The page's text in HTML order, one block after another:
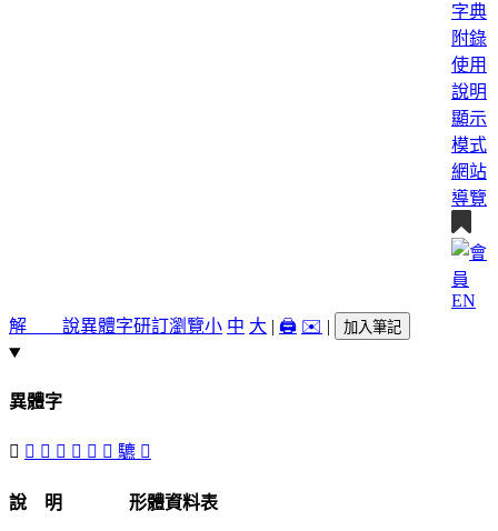
字典
附錄
使用
說明
顯示
模式
網站
導覽
EN
解 說異體字研訂瀏覽小 中 大 | 🖨️ ✉️ | 加入筆記
異體字
𧥍 𨮄 󶒲 󶒱 𨯄 󶒳 󶒯 䮽 󶒰
說 明 形體資料表